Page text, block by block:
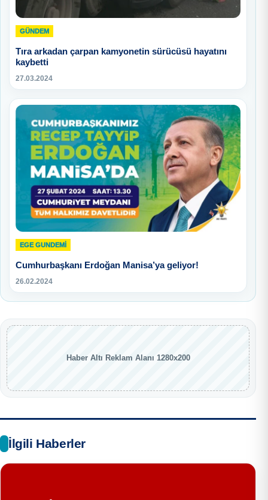
GÜNDEM
Tıra arkadan çarpan kamyonetin sürücüsü hayatını
kaybetti
27.03.2024
EGE GUNDEMİ
Cumhurbaşkanı Erdoğan Manisa’ya geliyor!
26.02.2024
Haber Altı Reklam Alanı 1280x200
İlgili Haberler